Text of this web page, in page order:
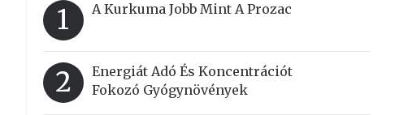
1 A Kurkuma Jobb Mint A Prozac
2
Energiát Adó És Koncentrációt
Fokozó Gyógynövények